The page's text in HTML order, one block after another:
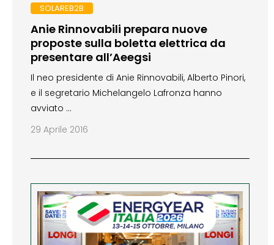
SOLAREB2B
Anie Rinnovabili prepara nuove
proposte sulla boletta elettrica da
presentare all’Aeegsi
Il neo presidente di Anie Rinnovabili, Alberto Pinori,
e il segretario Michelangelo Lafronza hanno
avviato …
29 Aprile 2016